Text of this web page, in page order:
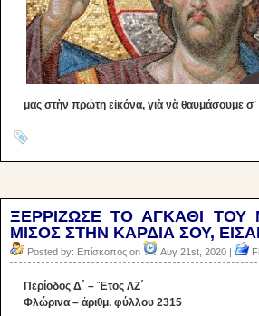
μας στὴν πρώτη εἰκόνα, γιὰ νὰ θαυμάσουμε
ΞΕΡΡΙΖΩΣΕ ΤΟ ΑΓΚΑΘΙ
ΜΙΣΟΣ ΣΤΗΝ ΚΑΡΔΙΑ ΣΟΥ,
Posted by: Επίσκοπος on Αυγ 21st, 2020 |
Περίοδος Δ΄ – Ἔτος ΛΖ΄
Φλώρινα – ἀριθμ. φύλλου 2315